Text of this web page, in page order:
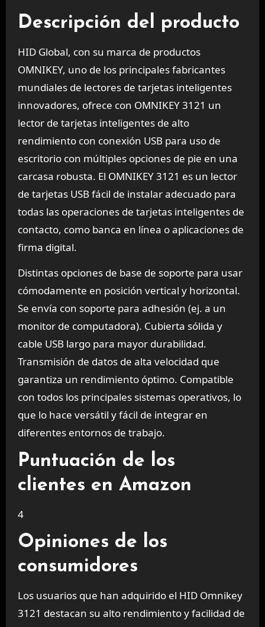
Descripción del producto
HID Global, con su marca de productos
OMNIKEY, uno de los principales fabricantes
mundiales de lectores de tarjetas inteligentes
innovadores, ofrece con OMNIKEY 3121 un
lector de tarjetas inteligentes de alto
rendimiento con conexión USB para uso de
escritorio con múltiples opciones de pie en una
carcasa robusta. El OMNIKEY 3121 es un lector
de tarjetas USB fácil de instalar adecuado para
todas las operaciones de tarjetas inteligentes de
contacto, como banca en línea o aplicaciones de
firma digital.
Distintas opciones de base de soporte para usar
cómodamente en posición vertical y horizontal.
Se envía con soporte para adhesión (ej. a un
monitor de computadora). Cubierta sólida y
cable USB largo para mayor durabilidad.
Transmisión de datos de alta velocidad que
garantiza un rendimiento óptimo. Compatible
con todos los principales sistemas operativos, lo
que lo hace versátil y fácil de integrar en
diferentes entornos de trabajo.
Puntuación de los
clientes en Amazon
4
Opiniones de los
consumidores
Los usuarios que han adquirido el HID Omnikey
3121 destacan su alto rendimiento y facilidad de